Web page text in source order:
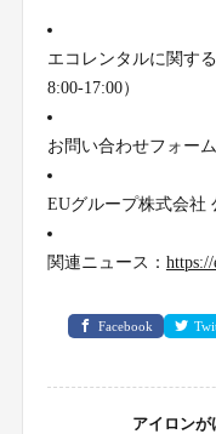
エコレンタルに関す
8:00-17:00）
お問い合わせフォーム
EUグループ株式会社
関連ニュース：
Facebook
アイロンが